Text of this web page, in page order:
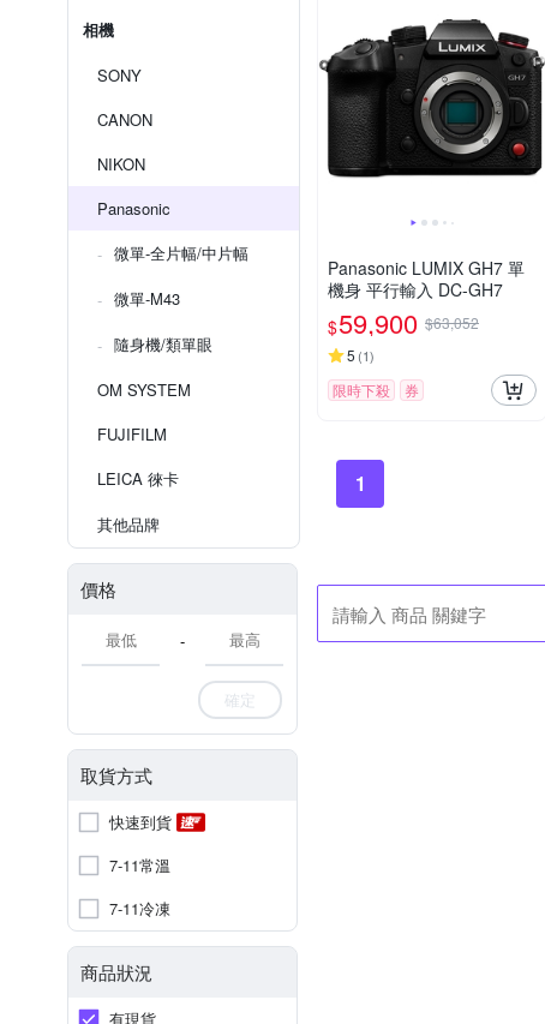
相機
SONY
CANON
NIKON
Panasonic
微單-全片幅/中片幅
微單-M43
隨身機/類單眼
OM SYSTEM
FUJIFILM
LEICA 徠卡
其他品牌
價格
-
確定
取貨方式
快速到貨
7-11常溫
7-11冷凍
商品狀況
有現貨
Panasonic LUMIX GH7 單
機身 平行輸入 DC-GH7
$59,900 $63,052
5 (1)
限時下殺 券
1